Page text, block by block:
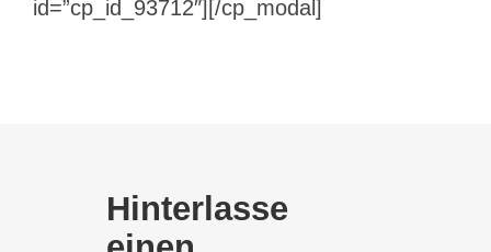
id=”cp_id_93712″][/cp_modal]
Hinterlasse